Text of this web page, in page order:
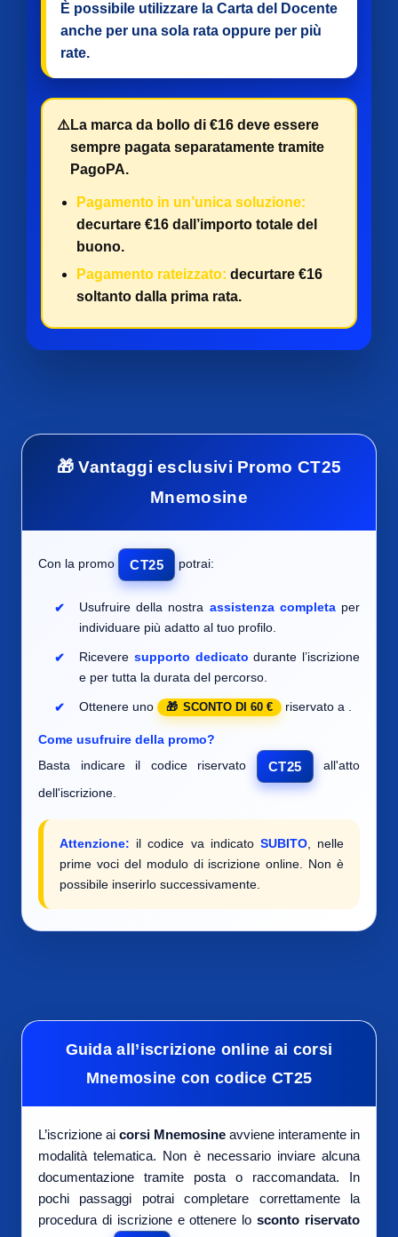
È possibile utilizzare la Carta del Docente
anche per una sola rata oppure per più
rate.
⚠️ La marca da bollo di €16 deve essere
sempre pagata separatamente tramite
PagoPA.
Pagamento in un’unica soluzione:
decurtare €16 dall’importo totale del
buono.
Pagamento rateizzato: decurtare €16
soltanto dalla prima rata.
🎁 Vantaggi esclusivi Promo CT25
Mnemosine
Con la promo CT25 potrai:
Usufruire della nostra assistenza completaper
individuare più adatto al tuo profilo.
Ricevere supporto dedicato durante l’iscrizione
e per tutta la durata del percorso.
Ottenere uno SCONTO DI 60 € riservato a
Come usufruire della promo?
Basta indicare il codice riservato
CT25
all'atto
dell'iscrizione.
Attenzione: il codice va indicato SUBITO, nelle
prime voci del modulo di iscrizione online. Non è
possibile inserirlo successivamente.
Guida all’iscrizione online ai corsi
Mnemosine con codice CT25
L’iscrizione ai corsi Mnemosine avviene interamente in
modalità telematica. Non è necessario inviare alcuna
documentazione tramite posta o raccomandata. In
pochi passaggi potrai completare correttamente la
procedura di iscrizione e ottenere losconto riservato